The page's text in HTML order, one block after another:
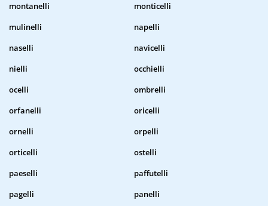
montanelli
monticelli
mulinelli
napelli
naselli
navicelli
nielli
occhielli
ocelli
ombrelli
orfanelli
oricelli
ornelli
orpelli
orticelli
ostelli
paeselli
paffutelli
pagelli
panelli